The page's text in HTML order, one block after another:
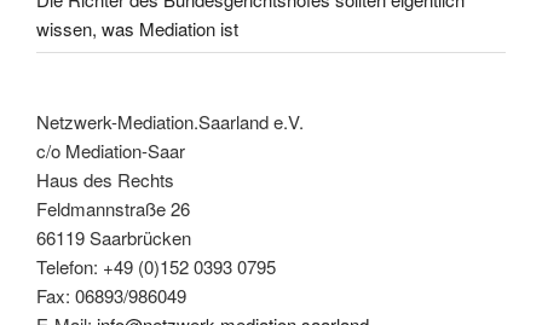
wissen, was Mediation ist
Netzwerk-Mediation.Saarland e.V.
c/o Mediation-Saar
Haus des Rechts
Feldmannstraße 26
66119 Saarbrücken
Telefon: +49 (0)152 0393 0795
Fax: 06893/986049